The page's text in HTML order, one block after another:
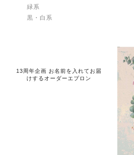
緑系
黒・白系
13周年企画 お名前を入れてお届
けするオーダーエプロン